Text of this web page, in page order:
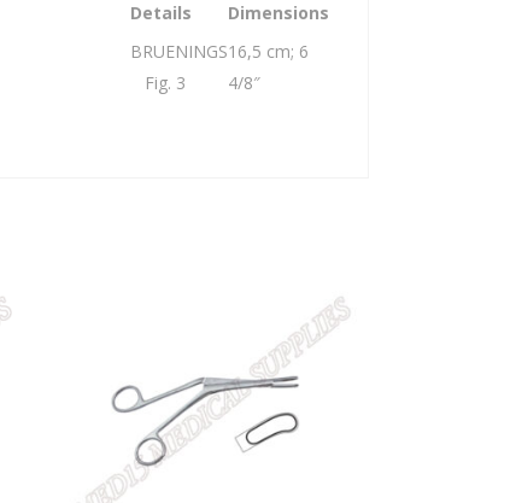
Details Dimensions
BRUENINGS
Fig. 3
16,5 cm; 6
4/8″